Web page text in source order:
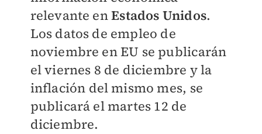
relevante enEstados Unidos.
Los datos de empleo de
noviembre en EU se publicarán
el viernes 8 de diciembre y la
inflación del mismo mes, se
publicará el martes 12 de
diciembre.